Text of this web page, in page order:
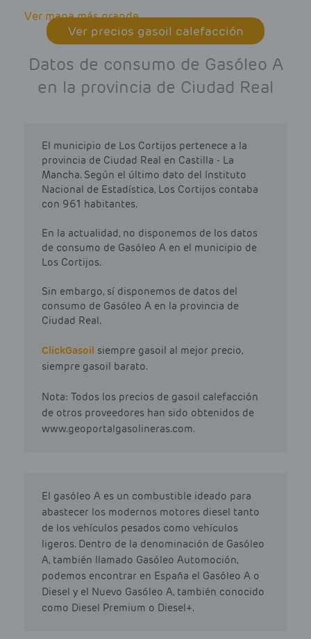
Ver mapa más grande
Ver precios gasoil calefacción
Datos de consumo de Gasóleo A
en la provincia de Ciudad Real
El municipio de Los Cortijos pertenece a la
provincia de Ciudad Real en Castilla - La
Mancha. Según el último dato del Instituto
Nacional de Estadística, Los Cortijos contaba
con 961 habitantes.
En la actualidad, no disponemos de los datos
de consumo de Gasóleo A en el municipio de
Los Cortijos.
Sin embargo, sí disponemos de datos del
consumo de Gasóleo A en la provincia de
Ciudad Real.
ClickGasoil siempre gasoil al mejor precio,
siempre gasoil barato.
Nota: Todos los precios de gasoil calefacción
de otros proveedores han sido obtenidos de
www.geoportalgasolineras.com.
El gasóleo A es un combustible ideado para
abastecer los modernos motores diesel tanto
de los vehículos pesados como vehículos
ligeros. Dentro de la denominación de Gasóleo
A, también llamado Gasóleo Automoción,
podemos encontrar en España el Gasóleo A o
Diesel y el Nuevo Gasóleo A, también conocido
como Diesel Premium o Diesel+.